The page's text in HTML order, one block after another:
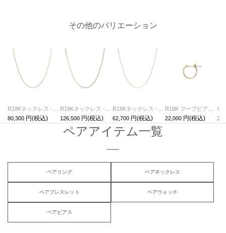
その他のバリエーション
80,300
126,500
62,700
22,000
ペアアイテム一覧
ペアリング ペアネックレス
ペアブレスレット ペアウォッチ
ペアピアス